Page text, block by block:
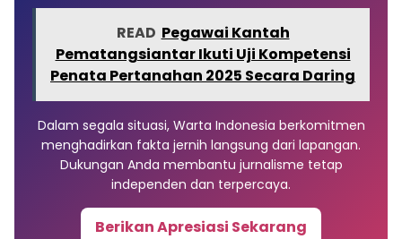
READ Pegawai Kantah
Pematangsiantar Ikuti Uji Kompetensi
Penata Pertanahan 2025 Secara Daring
Dalam segala situasi, Warta Indonesia berkomitmen
menghadirkan fakta jernih langsung dari lapangan.
Dukungan Anda membantu jurnalisme tetap
independen dan terpercaya.
Berikan Apresiasi Sekarang